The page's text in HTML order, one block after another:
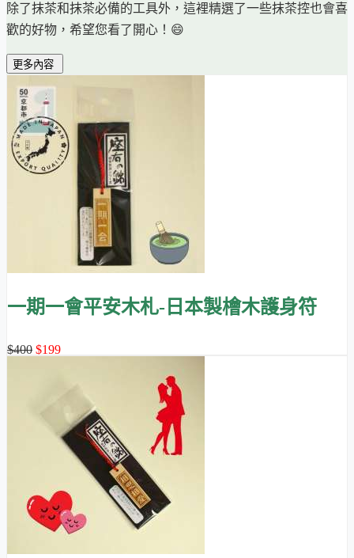
除了抹茶和抹茶必備的工具外，這裡精選了一些抹茶控也會喜
歡的好物，希望您看了開心！😄
更多內容
一期一會平安木札-日本製檜木護身符
$400 $199